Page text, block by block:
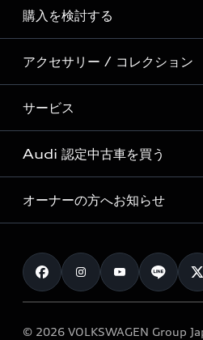
Story of Progress
Audi Sport
Formula 1®
デジタルサービス
ディーラー検索
新車在庫検索
試乗車・展示車検索
見積り依頼
試乗予約
購入を検討する
モデル一覧
特別仕様モデル / 限定モデル
e-tronラインアップ
価格シミュレーション
車両比較
カタログ一覧
アクセサリー / コレクション
純正アクセサリー
オンラインショップ
Audi collection
アウディナビアプリ
サービス
サービス入庫予約
サービスプログラム
メンテナンス
車検 / 定期点検
e-tronアフターサポート
Audi 認定中古車を買う
Audi認定中古車
クオリティ
保証
メンテナンス
オーナーの方へお知らせ
お知らせ
オーナー様向けキャンペーン
© 2026 VOLKSWAGEN Group